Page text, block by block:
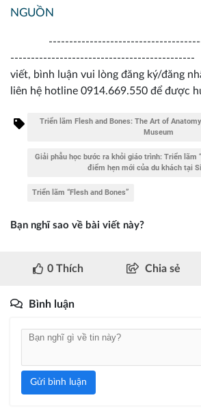
NGUỒN
viết, bình luận vui lòng đăng ký/đăng
liên hệ hotline 0914.669.550 để được
Triển lãm Flesh and Bones: The Art of
Museum
Giải phẫu học bước ra khỏi giáo trình: Triển lãm
điểm hẹn mới của du khách tại
Triển lãm “Flesh and Bones”
Bạn nghĩ sao về bài viết này?
0 Thích Chia sẻ
Bình luận
Gửi bình luận